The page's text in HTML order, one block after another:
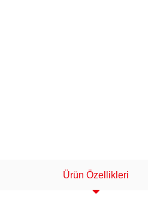
Ürün Özellikleri